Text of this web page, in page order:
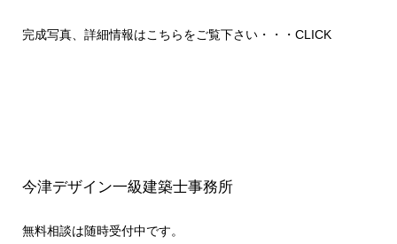
完成写真、詳細情報はこちらをご覧下さい・・・ CLICK
今津デザイン一級建築士事務所
無料相談は随時受付中です。